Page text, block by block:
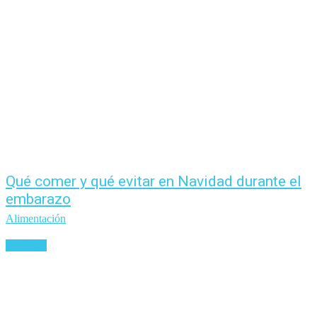
Qué comer y qué evitar en Navidad durante el
embarazo
Alimentación